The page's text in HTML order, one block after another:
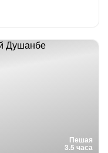
Пешая
3.5 часа